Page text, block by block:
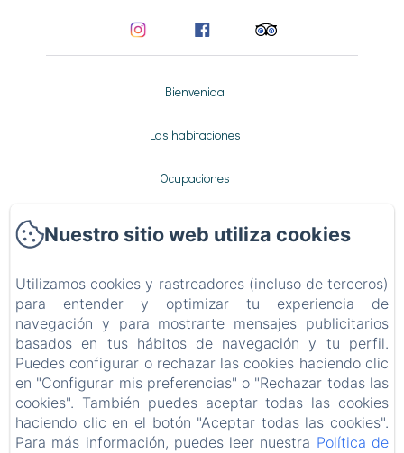
Bienvenida
Las habitaciones
Ocupaciones
Política de privacidad
Información legal
Información sobre cookies
EN FR ES IT DE NL
Nuestro sitio web utiliza cookies
Utilizamos cookies y rastreadores (incluso de terceros)
para entender y optimizar tu experiencia de
navegación y para mostrarte mensajes publicitarios
basados en tus hábitos de navegación y tu perfil.
Puedes configurar o rechazar las cookies haciendo clic
en "Configurar mis preferencias" o "Rechazar todas las
cookies". También puedes aceptar todas las cookies
haciendo clic en el botón "Aceptar todas las cookies".
Para más información, puedes leer nuestra Política de